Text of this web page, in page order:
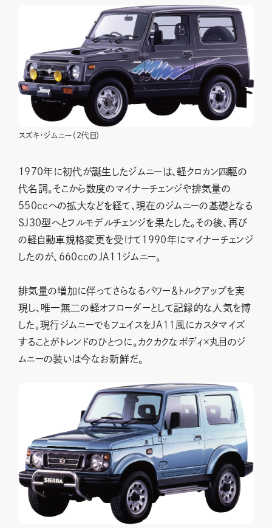
スズキ・ジムニー（2代目）
1970年に初代が誕生したジムニーは、軽クロカン四駆の
代名詞。そこから数度のマイナーチェンジや排気量の
550ccへの拡大などを経て、現在のジムニーの基礎となる
SJ30型へとフルモデルチェンジを果たした。その後、再び
の軽自動車規格変更を受けて1990年にマイナーチェンジ
したのが、660ccのJA11ジムニー。
排気量の増加に伴ってさらなるパワー＆トルクアップを実
現し、唯一無二の軽オフローダーとして記録的な人気を博
した。現行ジムニーでもフェイスをJA11風にカスタマイズ
することがトレンドのひとつに。カクカクなボディ×丸目のジ
ムニーの装いは今なお新鮮だ。